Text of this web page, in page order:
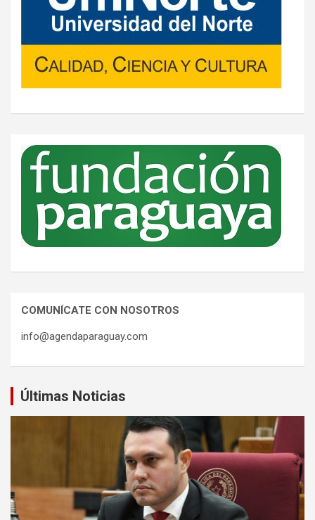
COMUNÍCATE CON NOSOTROS
info@agendaparaguay.com
Últimas Noticias